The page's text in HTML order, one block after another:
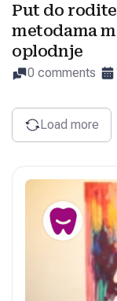
Put do
metodama
oplodnje
0 comments
Load more